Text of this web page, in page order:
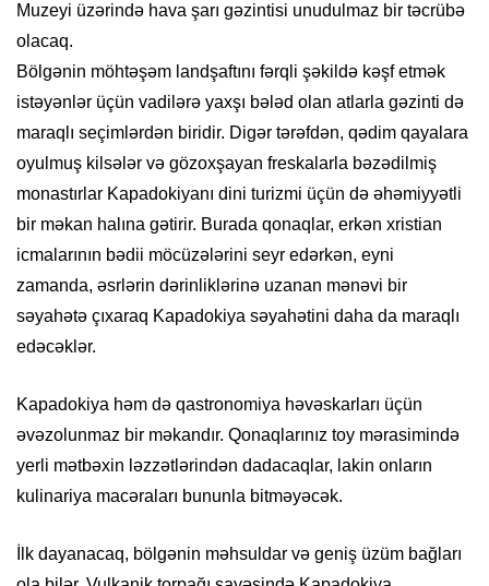
Muzeyi üzərində hava şarı gəzintisi unudulmaz bir təcrübə
olacaq.
Bölgənin möhtəşəm landşaftını fərqli şəkildə kəşf etmək
istəyənlər üçün vadilərə yaxşı bələd olan atlarla gəzinti də
maraqlı seçimlərdən biridir. Digər tərəfdən, qədim qayalara
oyulmuş kilsələr və gözoxşayan freskalarla bəzədilmiş
monastırlar Kapadokiyanı dini turizmi üçün də əhəmiyyətli
bir məkan halına gətirir. Burada qonaqlar, erkən xristian
icmalarının bədii möcüzələrini seyr edərkən, eyni
zamanda, əsrlərin dərinliklərinə uzanan mənəvi bir
səyahətə çıxaraq Kapadokiya səyahətini daha da maraqlı
edəcəklər.
Kapadokiya həm də qastronomiya həvəskarları üçün
əvəzolunmaz bir məkandır. Qonaqlarınız toy mərasimində
yerli mətbəxin ləzzətlərindən dadacaqlar, lakin onların
kulinariya macəraları bununla bitməyəcək.
İlk dayanacaq, bölgənin məhsuldar və geniş üzüm bağları